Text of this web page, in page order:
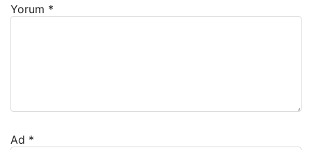
Yorum *
Ad *